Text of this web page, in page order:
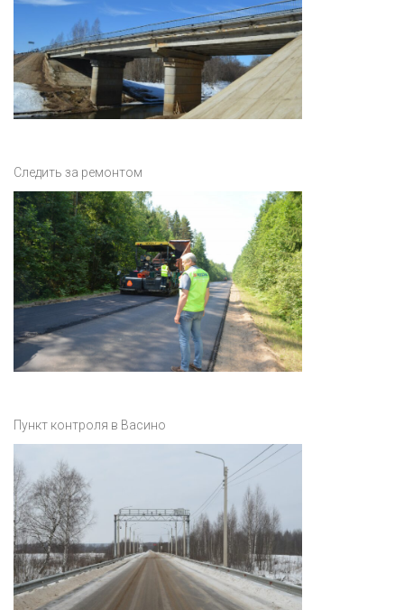
Следить за ремонтом
Пункт контроля в Васино